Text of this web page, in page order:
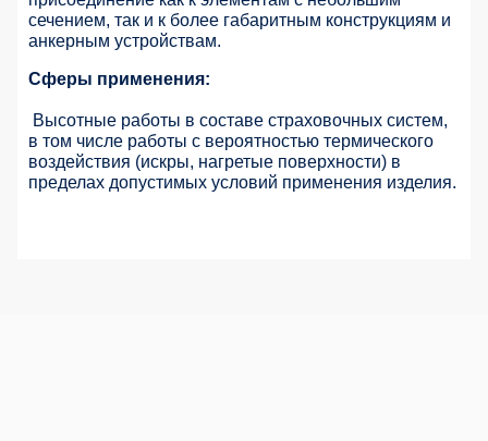
сечением, так и к более габаритным конструкциям и
анкерным устройствам.
Сферы применения:
Высотные работы в составе страховочных систем,
в том числе работы с вероятностью термического
воздействия (искры, нагретые поверхности) в
пределах допустимых условий применения изделия.